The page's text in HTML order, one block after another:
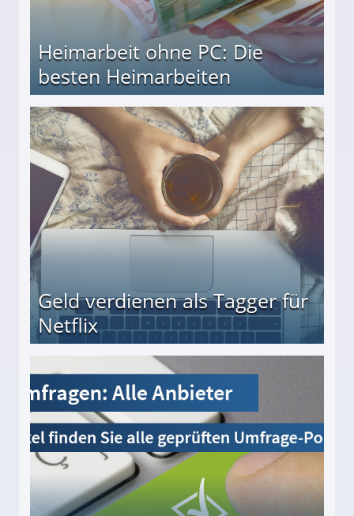
Heimarbeit ohne PC: Die
besten Heimarbeiten
Geld verdienen als Tagger für
Netflix